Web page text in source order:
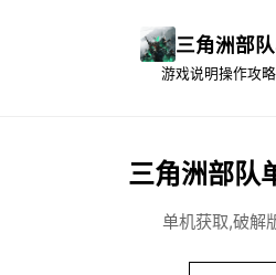
三角洲部
游戏说明操作攻略
三角洲部队
单机获取,破解